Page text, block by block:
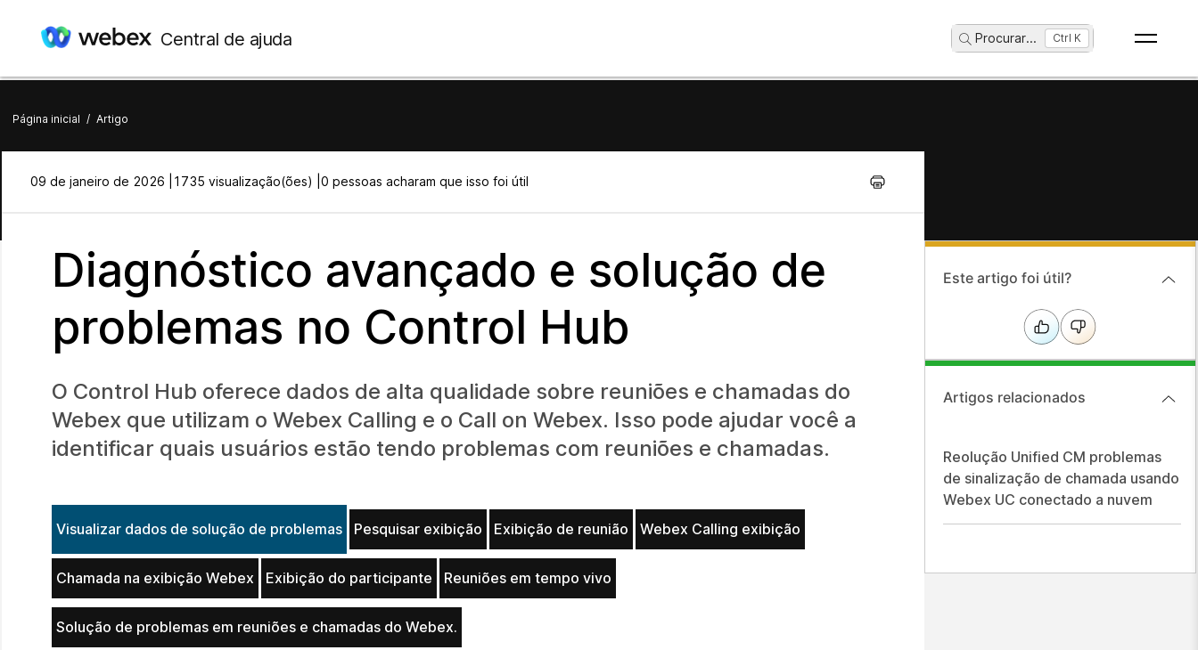
Central de ajuda Procurar... Ctrl K
Página inicial / Artigo
09 de janeiro de 2026 | 1735 visualização(ões) | 0 pessoas acharam que isso foi útil
Diagnóstico avançado e solução de
problemas no Control Hub
O Control Hub oferece dados de alta qualidade sobre reuniões e chamadas do
Webex que utilizam o Webex Calling e o Call on Webex. Isso pode ajudar você a
identificar quais usuários estão tendo problemas com reuniões e chamadas.
Visualizar dados de solução de problemas Pesquisar exibição Exibição de reunião Webex Calling exibição
Chamada na exibição Webex Exibição do participante Reuniões em tempo vivo
Solução de problemas em reuniões e chamadas do Webex.
Este artigo foi útil?
Artigos relacionados
Reolução Unified CM problemas
de sinalização de chamada usando
Webex UC conectado a nuvem